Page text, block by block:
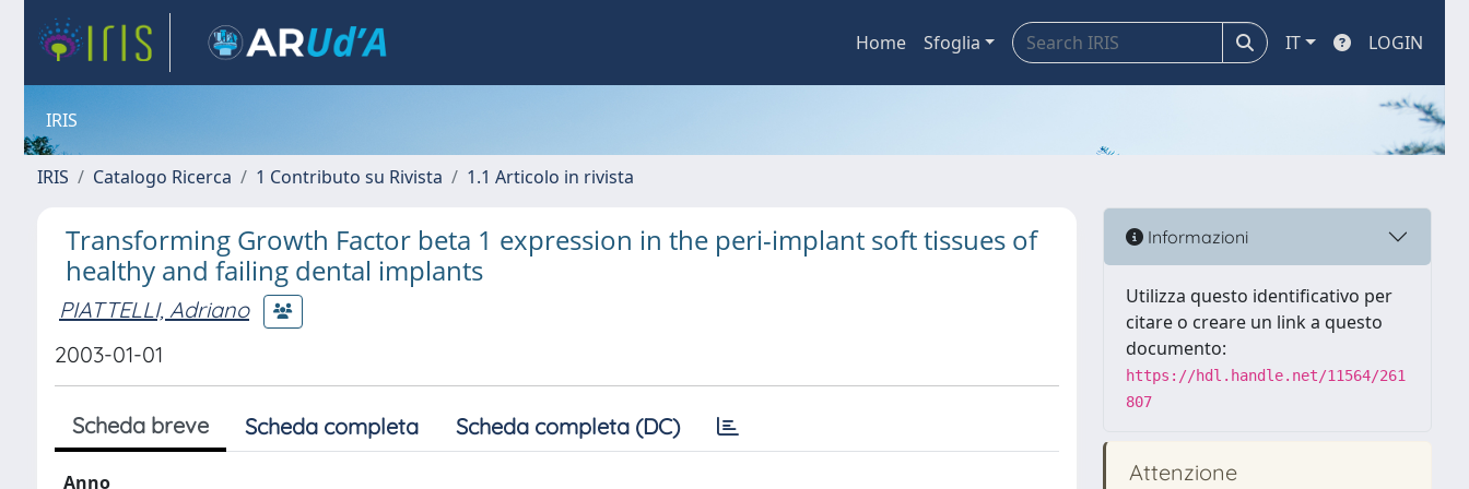
Home Sfoglia IT LOGIN
IRIS
IRIS Catalogo Ricerca 1 Contributo su Rivista 1.1 Articolo in rivista
Transforming Growth Factor beta 1 expression in the peri-implant soft tissues of
healthy and failing dental implants
PIATTELLI, Adriano
2003-01-01
Scheda breve Scheda completa Scheda completa (DC)
Anno
Informazioni
Utilizza questo identificativo per
citare o creare un link a questo
documento:
https://hdl.handle.net/11564/261
807
Attenzione